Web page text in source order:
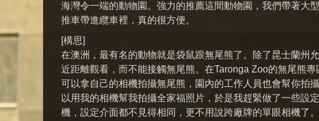
海灣令一端的動物園。強力的推薦這間動物園，我們帶著大
推車帶進纜車裡，真的很方便。
[構思]
在澳洲，最有名的動物就是袋鼠跟無尾熊了。除了昆士蘭州
近距離觀看，而不能接觸無尾熊。在Taronga Zoo的無尾熊
可以拿自己的相機拍攝無尾熊，園內的工作人員也會幫你拍
以用我的相機幫我拍攝全家福照片，於是我趕緊做了一些設
機，設定介面都不見得相同，更不用說跨廠牌的單眼相機了